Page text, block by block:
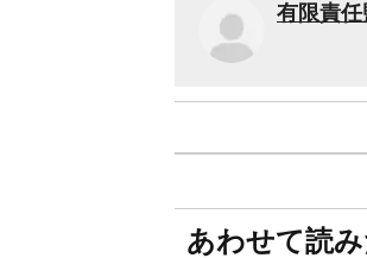
有限責
あわせて読